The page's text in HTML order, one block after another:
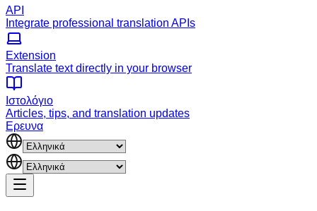
API
Integrate professional translation APIs
Extension
Translate text directly in your browser
Ιστολόγιο
Articles, tips, and translation updates
Ερευνα